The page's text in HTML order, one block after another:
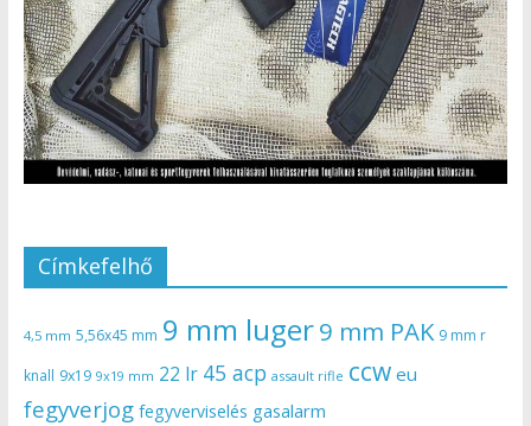
Címkefelhő
4,5 mm 5,56x45 mm 9 mm luger9 mm PAK 9 mm r
knall 9x19 9x19 mm 22 lr 45 acp assault rifle ccw eu
fegyverjog fegyverviselés gasalarm